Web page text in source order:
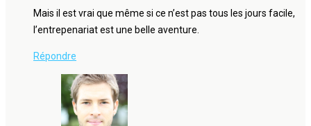
Mais il est vrai que même si ce n’est pas tous les jours facile,
l’entrepenariat est une belle aventure.
Répondre